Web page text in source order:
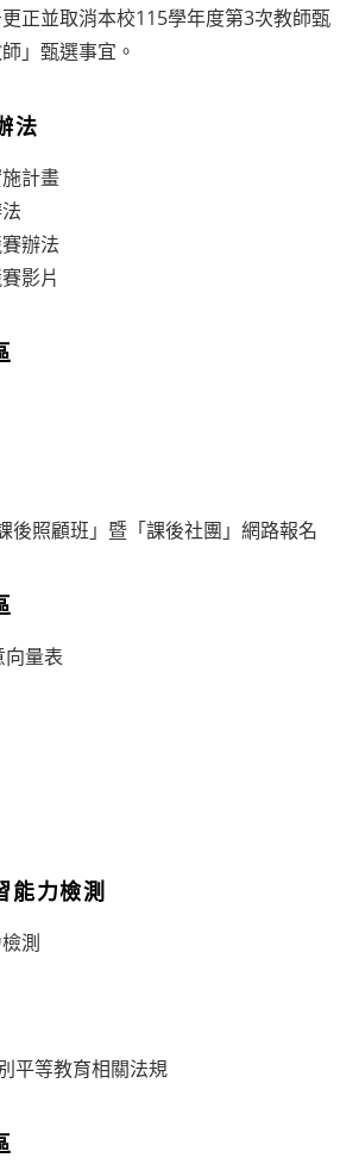
更正並取消本校115學年度第3次教師甄
」甄選事宜。
法
計畫
辦法
影片
後照顧班」暨「課後社團」網路報名
向量表
能力檢測
測
平等教育相關法規